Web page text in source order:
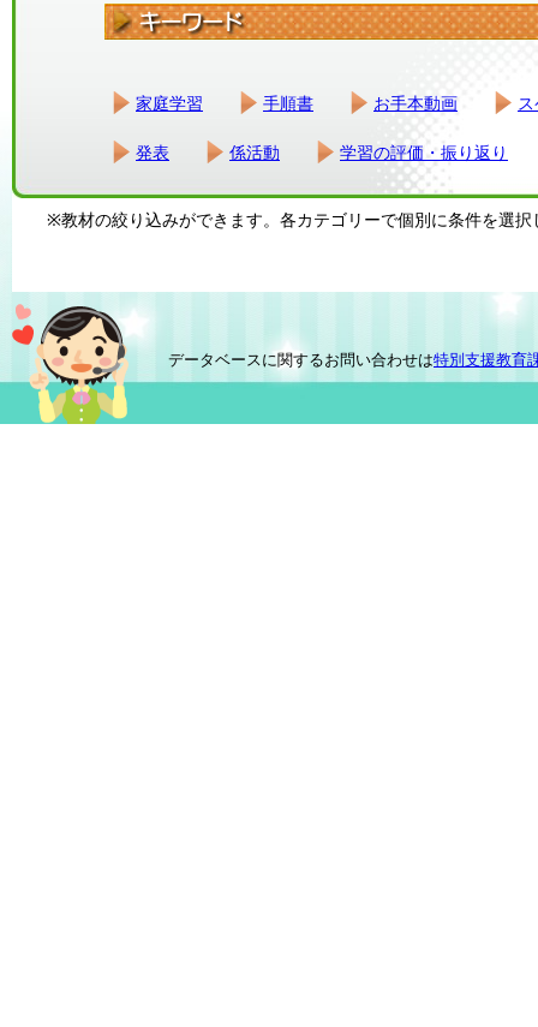
家庭学習 手順書 お手本動画
発表 係活動 学習の評価・振り返り
※教材の絞り込みができます。各カテゴリーで個別に条件を選択
データベースに関するお問い合わせは特別支援教育